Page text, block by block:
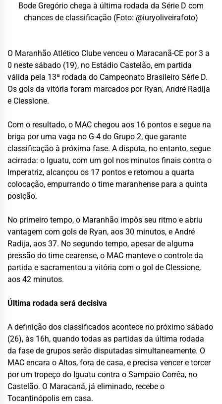
Bode Gregório chega à última rodada da Série D com
chances de classificação (Foto: @iuryoliveirafoto)
O Maranhão Atlético Clube venceu o Maracanã-CE por 3 a
0 neste sábado (19), no Estádio Castelão, em partida
válida pela 13ª rodada do Campeonato Brasileiro Série D.
Os gols da vitória foram marcados por Ryan, André Radija
e Clessione.
Com o resultado, o MAC chegou aos 16 pontos e segue na
briga por uma vaga no G-4 do Grupo 2, que garante
classificação à próxima fase. A disputa, no entanto, segue
acirrada: o Iguatu, com um gol nos minutos finais contra o
Imperatriz, alcançou os 17 pontos e retomou a quarta
colocação, empurrando o time maranhense para a quinta
posição.
No primeiro tempo, o Maranhão impôs seu ritmo e abriu
vantagem com gols de Ryan, aos 30 minutos, e André
Radija, aos 37. No segundo tempo, apesar de alguma
pressão do time cearense, o MAC manteve o controle da
partida e sacramentou a vitória com o gol de Clessione,
aos 42 minutos.
Última rodada será decisiva
A definição dos classificados acontece no próximo sábado
(26), às 16h, quando todas as partidas da última rodada
da fase de grupos serão disputadas simultaneamente. O
MAC encara o Altos, fora de casa, e precisa vencer e torcer
por um tropeço do Iguatu contra o Sampaio Corrêa, no
Castelão. O Maracanã, já eliminado, recebe o
Tocantinópolis em casa.